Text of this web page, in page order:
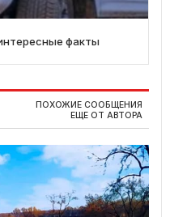
факты
ПОХОЖИЕ СООБЩЕНИЯ
ЕЩЕ ОТ АВТОРА